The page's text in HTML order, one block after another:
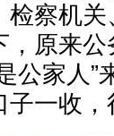
检察机
，原来
公家人
子一收